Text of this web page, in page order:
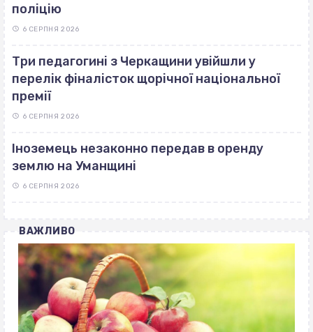
поліцію
6 СЕРПНЯ 2026
Три педагогині з Черкащини увійшли у
перелік фіналісток щорічної національної
премії
6 СЕРПНЯ 2026
Іноземець незаконно передав в оренду
землю на Уманщині
6 СЕРПНЯ 2026
ВАЖЛИВО